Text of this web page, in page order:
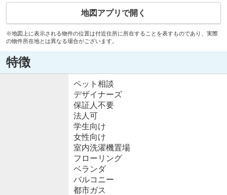
地図アプリで開く
※地図上に表示される物件の位置は付近住所に所在することを表すものであり、実際
の物件所在地とは異なる場合がございます。
特徴
ペット相談
デザイナーズ
保証人不要
法人可
学生向け
女性向け
室内洗濯機置場
フローリング
ベランダ
バルコニー
都市ガス